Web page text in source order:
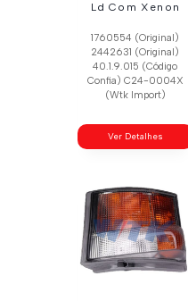
Ld Com Xenon
1760554 (Original)
2442631 (Original)
40.1.9.015 (Código
Confia) C24-0004X
(Wtk Import)
Ver Detalhes